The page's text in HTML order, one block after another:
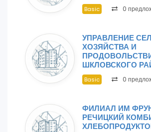
Basic 0
УПРАВЛЕНИЕ
ХОЗЯЙСТВА И
ШКЛОВСКОГО
Basic 0
ФИЛИАЛ ИМ
РЕЧИЦКИЙ